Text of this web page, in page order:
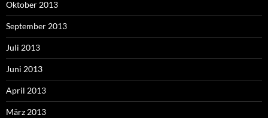
Oktober 2013
September 2013
Juli 2013
Juni 2013
April 2013
März 2013